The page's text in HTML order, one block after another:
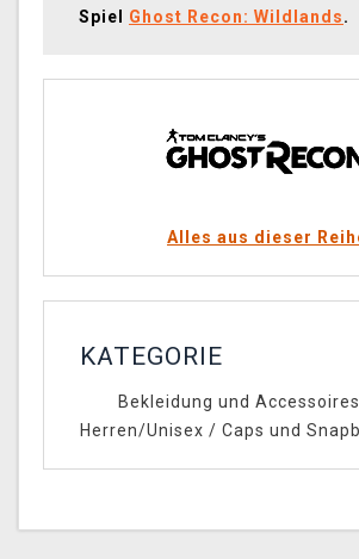
Spiel Ghost Recon: Wildlands.
Alles aus dieser
KATEGORIE
Bekleidung und Accessoires
Herren/Unisex / Caps und